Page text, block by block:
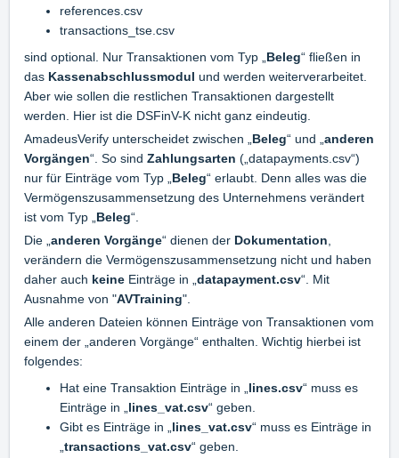
references.csv
transactions_tse.csv
sind optional. Nur Transaktionen vom Typ „Beleg“ fließen in
das Kassenabschlussmodul und werden weiterverarbeitet.
Aber wie sollen die restlichen Transaktionen dargestellt
werden. Hier ist die DSFinV-K nicht ganz eindeutig.
AmadeusVerify unterscheidet zwischen „Beleg“ und „anderen
Vorgängen“. So sind Zahlungsarten („datapayments.csv“)
nur für Einträge vom Typ „Beleg“ erlaubt. Denn alles was die
Vermögenszusammensetzung des Unternehmens verändert
ist vom Typ „Beleg“.
Die „anderen Vorgänge“ dienen der Dokumentation,
verändern die Vermögenszusammensetzung nicht und haben
daher auch keine Einträge in „datapayment.csv“. Mit
Ausnahme von "AVTraining".
Alle anderen Dateien können Einträge von Transaktionen vom
einem der „anderen Vorgänge“ enthalten. Wichtig hierbei ist
folgendes:
Hat eine Transaktion Einträge in „lines.csv“ muss es
Einträge in „lines_vat.csv“ geben.
Gibt es Einträge in „lines_vat.csv“ muss es Einträge in
„transactions_vat.csv“ geben.